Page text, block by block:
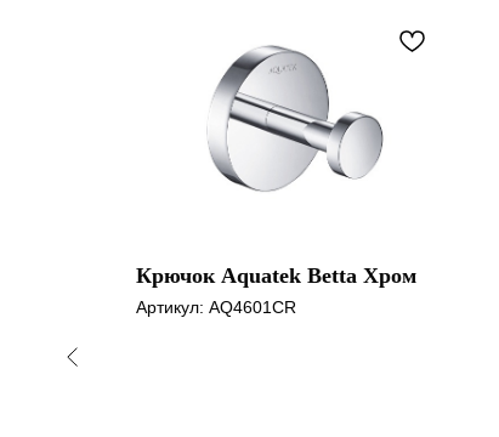
Крючок Aquatek Betta Хром
Артикул: AQ4601CR